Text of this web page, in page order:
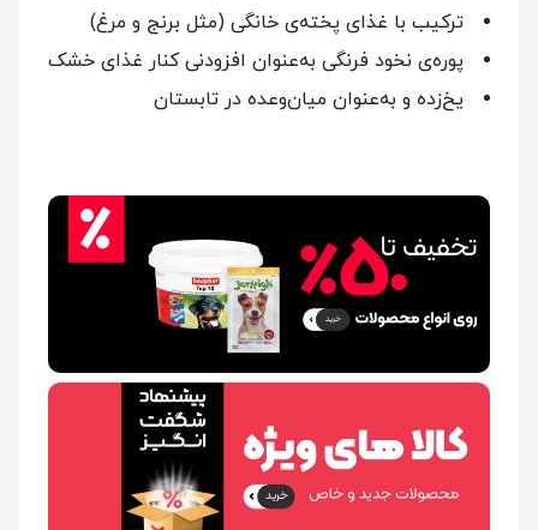
ترکیب با غذای پخته‌ی خانگی (مثل برنج و مرغ)
پوره‌ی نخود فرنگی به‌عنوان افزودنی کنار غذای خشک
یخ‌زده و به‌عنوان میان‌وعده در تابستان